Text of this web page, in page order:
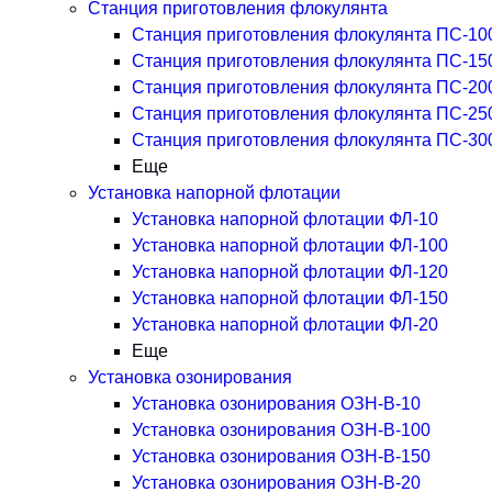
Станция приготовления флокулянта
Станция приготовления флокулянта ПС-
Станция приготовления флокулянта ПС-
Станция приготовления флокулянта ПС-
Станция приготовления флокулянта ПС-
Станция приготовления флокулянта ПС-
Еще
Установка напорной флотации
Установка напорной флотации ФЛ-10
Установка напорной флотации ФЛ-100
Установка напорной флотации ФЛ-120
Установка напорной флотации ФЛ-150
Установка напорной флотации ФЛ-20
Еще
Установка озонирования
Установка озонирования ОЗН-В-10
Установка озонирования ОЗН-В-100
Установка озонирования ОЗН-В-150
Установка озонирования ОЗН-В-20